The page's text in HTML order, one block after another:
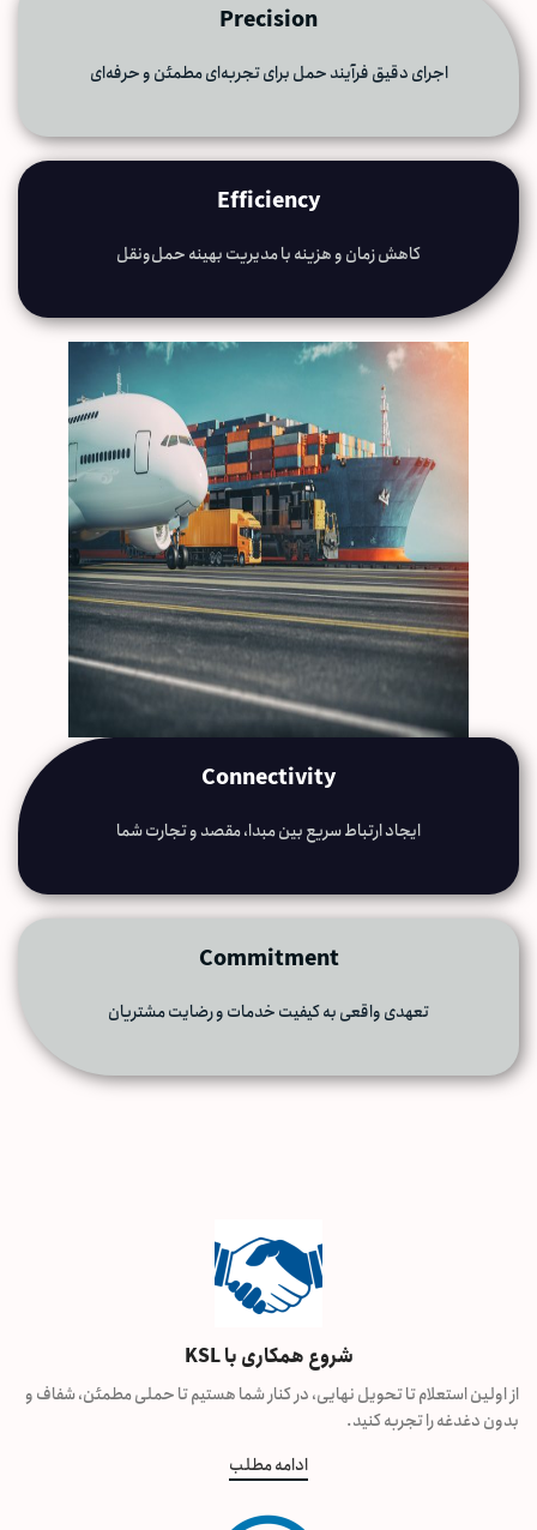
Precision
اجرای دقیق فرآیند حمل برای تجربه‌ای مطمئن و حرفه‌ای
Efficiency
کاهش زمان و هزینه با مدیریت بهینه حمل‌ونقل
Connectivity
ایجاد ارتباط سریع بین مبدا، مقصد و تجارت شما
Commitment
تعهدی واقعی به کیفیت خدمات و رضایت مشتریان
شروع همکاری با KSL
از اولین استعلام تا تحویل نهایی، در کنار شما هستیم تا حملی مطمئن، شفاف و
بدون دغدغه را تجربه کنید.
ادامه مطلب